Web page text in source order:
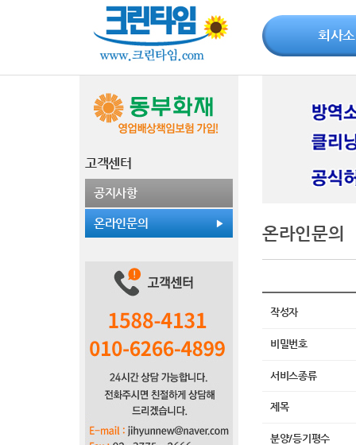
회사
고객센터
공지사항
온라인문의
온라인문의
작성자
비밀번호
서비스종류
제목
분양/등기평수